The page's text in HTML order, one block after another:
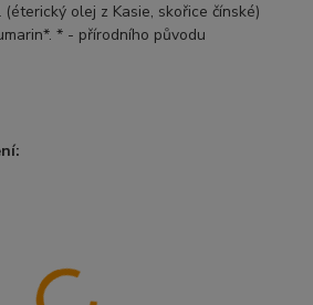
olej z Kasie, skořice čínské)
* - přírodního původu